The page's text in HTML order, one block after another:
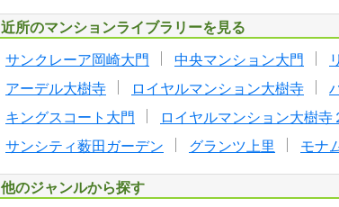
近所のマンションライブラリーを見る
サンクレーア岡崎大門 中央マンション大門
アーデル大樹寺
ロイヤルマンション大樹寺
キングスコート大門
ロイヤルマンション大樹寺
サンシティ薮田ガーデン
グランツ上里 モナ
他のジャンルから探す